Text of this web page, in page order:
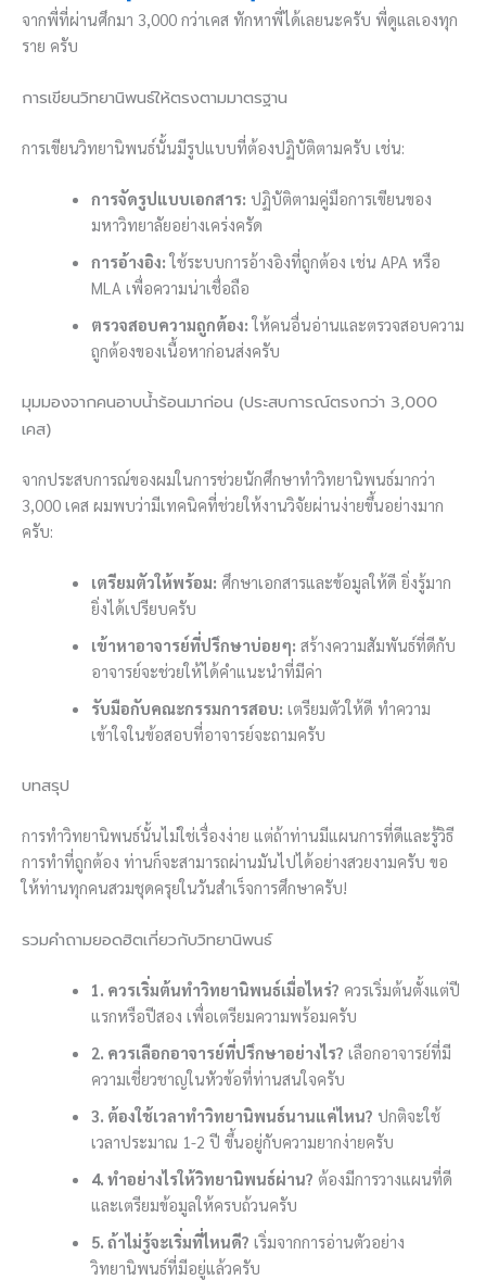
จากพี่ที่ผ่านศึกมา 3,000 กว่าเคส ทักหาพี่ได้เลยนะครับ พี่ดูแลเองทุก
ราย ครับ
การเขียนวิทยานิพนธ์ให้ตรงตามมาตรฐาน
การเขียนวิทยานิพนธ์นั้นมีรูปแบบที่ต้องปฏิบัติตามครับ เช่น:
การจัดรูปแบบเอกสาร: ปฏิบัติตามคู่มือการเขียนของ
มหาวิทยาลัยอย่างเคร่งครัด
การอ้างอิง: ใช้ระบบการอ้างอิงที่ถูกต้อง เช่น APA หรือ
MLA เพื่อความน่าเชื่อถือ
ตรวจสอบความถูกต้อง: ให้คนอื่นอ่านและตรวจสอบความ
ถูกต้องของเนื้อหาก่อนส่งครับ
มุมมองจากคนอาบน้ำร้อนมาก่อน (ประสบการณ์ตรงกว่า 3,000
เคส)
จากประสบการณ์ของผมในการช่วยนักศึกษาทำวิทยานิพนธ์มากว่า
3,000 เคส ผมพบว่ามีเทคนิคที่ช่วยให้งานวิจัยผ่านง่ายขึ้นอย่างมาก
ครับ:
เตรียมตัวให้พร้อม: ศึกษาเอกสารและข้อมูลให้ดี ยิ่งรู้มาก
ยิ่งได้เปรียบครับ
เข้าหาอาจารย์ที่ปรึกษาบ่อยๆ: สร้างความสัมพันธ์ที่ดีกับ
อาจารย์จะช่วยให้ได้คำแนะนำที่มีค่า
รับมือกับคณะกรรมการสอบ: เตรียมตัวให้ดี ทำความ
เข้าใจในข้อสอบที่อาจารย์จะถามครับ
บทสรุป
การทำวิทยานิพนธ์นั้นไม่ใช่เรื่องง่าย แต่ถ้าท่านมีแผนการที่ดีและรู้วิธี
การทำที่ถูกต้อง ท่านก็จะสามารถผ่านมันไปได้อย่างสวยงามครับ ขอ
ให้ท่านทุกคนสวมชุดครุยในวันสำเร็จการศึกษาครับ!
รวมคำถามยอดฮิตเกี่ยวกับวิทยานิพนธ์
1. ควรเริ่มต้นทำวิทยานิพนธ์เมื่อไหร่? ควรเริ่มต้นตั้งแต่ปี
แรกหรือปีสอง เพื่อเตรียมความพร้อมครับ
2. ควรเลือกอาจารย์ที่ปรึกษาอย่างไร? เลือกอาจารย์ที่มี
ความเชี่ยวชาญในหัวข้อที่ท่านสนใจครับ
3. ต้องใช้เวลาทำวิทยานิพนธ์นานแค่ไหน? ปกติจะใช้
เวลาประมาณ 1-2 ปี ขึ้นอยู่กับความยากง่ายครับ
4. ทำอย่างไรให้วิทยานิพนธ์ผ่าน? ต้องมีการวางแผนที่ดี
และเตรียมข้อมูลให้ครบถ้วนครับ
5. ถ้าไม่รู้จะเริ่มที่ไหนดี? เริ่มจากการอ่านตัวอย่าง
วิทยานิพนธ์ที่มีอยู่แล้วครับ